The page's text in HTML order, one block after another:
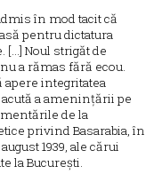
în mod tacit că
pentru dictatura
Noul strigăt de
a rămas fără ecou.
integritatea
a amenințării pe
de la
privind Basarabia, în
1939, ale cărui
la București.